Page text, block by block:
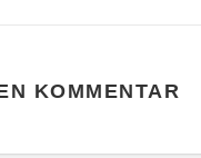
KOMMENTAR